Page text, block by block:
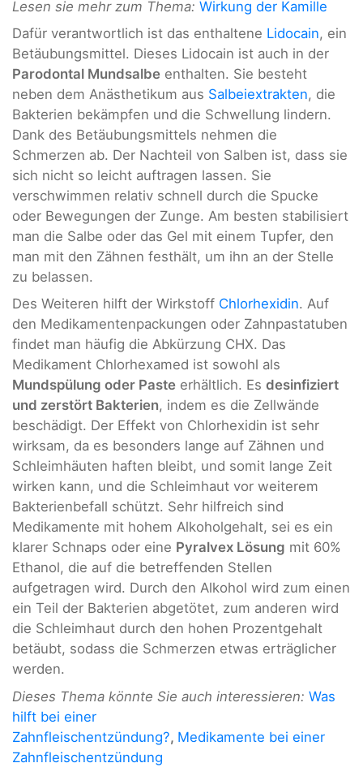
Lesen sie mehr zum Thema: Wirkung der Kamille
Dafür verantwortlich ist das enthaltene Lidocain, ein
Betäubungsmittel. Dieses Lidocain ist auch in der
Parodontal Mundsalbe enthalten. Sie besteht
neben dem Anästhetikum aus Salbeiextrakten, die
Bakterien bekämpfen und die Schwellung lindern.
Dank des Betäubungsmittels nehmen die
Schmerzen ab. Der Nachteil von Salben ist, dass sie
sich nicht so leicht auftragen lassen. Sie
verschwimmen relativ schnell durch die Spucke
oder Bewegungen der Zunge. Am besten stabilisiert
man die Salbe oder das Gel mit einem Tupfer, den
man mit den Zähnen festhält, um ihn an der Stelle
zu belassen.
Des Weiteren hilft der Wirkstoff Chlorhexidin. Auf
den Medikamentenpackungen oder Zahnpastatuben
findet man häufig die Abkürzung CHX. Das
Medikament Chlorhexamed ist sowohl als
Mundspülung oder Paste erhältlich. Es desinfiziert
und zerstört Bakterien, indem es die Zellwände
beschädigt. Der Effekt von Chlorhexidin ist sehr
wirksam, da es besonders lange auf Zähnen und
Schleimhäuten haften bleibt, und somit lange Zeit
wirken kann, und die Schleimhaut vor weiterem
Bakterienbefall schützt. Sehr hilfreich sind
Medikamente mit hohem Alkoholgehalt, sei es ein
klarer Schnaps oder eine Pyralvex Lösung mit 60%
Ethanol, die auf die betreffenden Stellen
aufgetragen wird. Durch den Alkohol wird zum einen
ein Teil der Bakterien abgetötet, zum anderen wird
die Schleimhaut durch den hohen Prozentgehalt
betäubt, sodass die Schmerzen etwas erträglicher
werden.
Dieses Thema könnte Sie auch interessieren: Was
hilft bei einer
Zahnfleischentzündung?, Medikamente bei einer
Zahnfleischentzündung